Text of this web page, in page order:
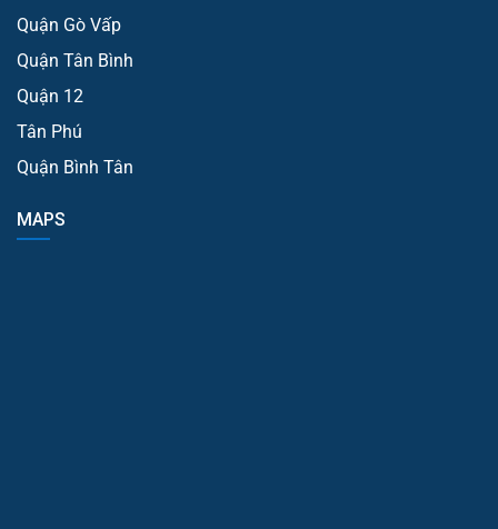
Quận Gò Vấp
Quận Tân Bình
Quận 12
Tân Phú
Quận Bình Tân
MAPS